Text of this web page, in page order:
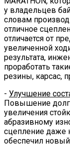
у владельцев
словам
отличное
отличается от
увеличенной
результата,
проработать
резины, карсас,
- Улучшение
Повышение
увеличения
абразивному
сцепление даже
обеспечил